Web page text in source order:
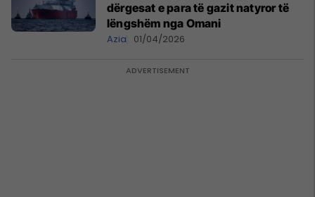
dërgesat e para të gazit natyror të
lëngshëm nga Omani
Azia 01/04/2026